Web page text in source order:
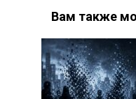
Вам также